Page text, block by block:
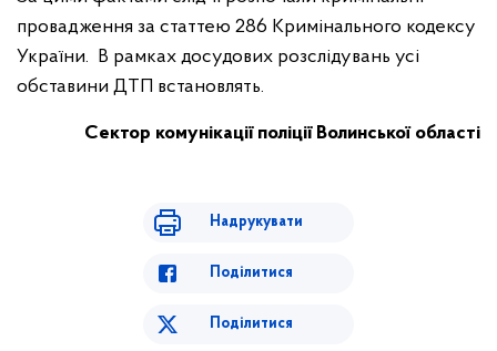
провадження за статтею 286 Кримінального кодексу
України. В рамках досудових розслідувань усі
обставини ДТП встановлять.
Сектор комунікації поліції Волинської області
Надрукувати
Поділитися
Поділитися